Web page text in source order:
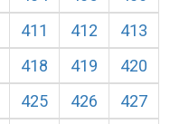
411 412
413
418 419
420
425 426 427